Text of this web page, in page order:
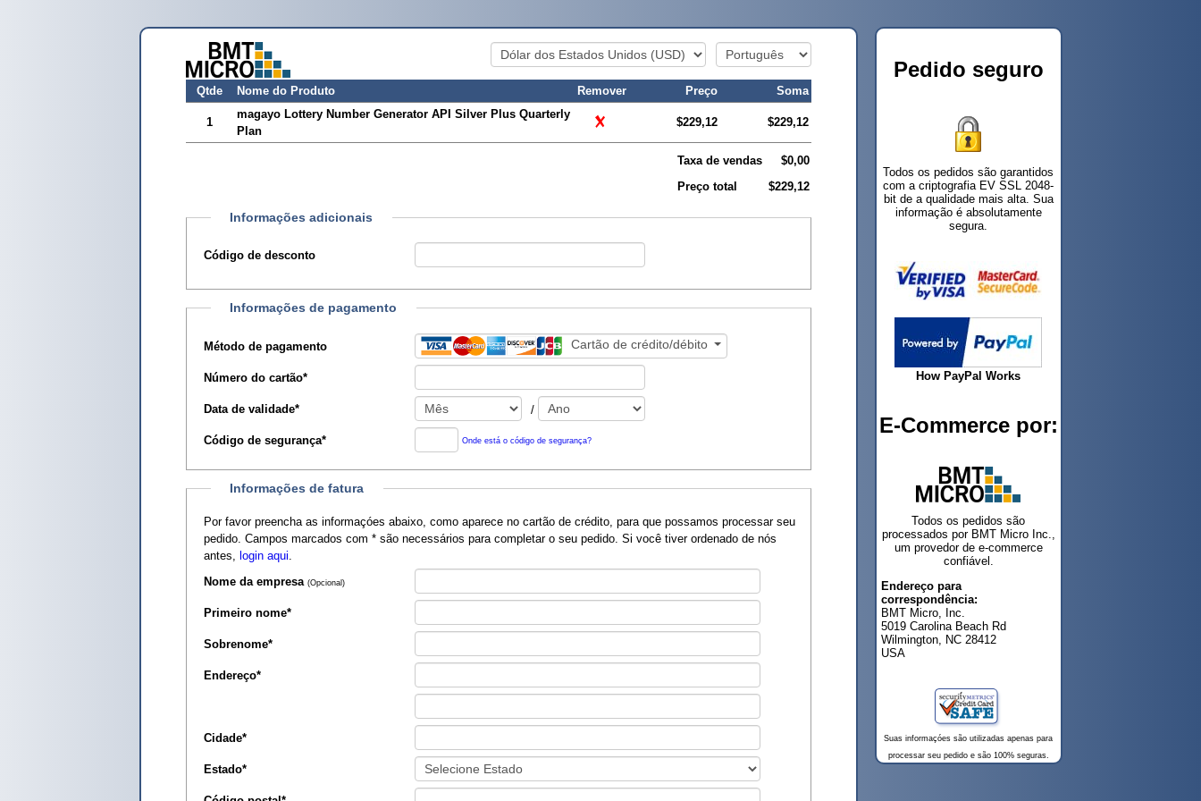
Qtde Nome do Produto Remover Preço Soma
1
magayo Lottery Number Generator API Silver Plus Quarterly
Plan
$229,12 $229,12
Taxa de vendas
$0,00
Preço total
$229,12
Informações adicionais
Código de desconto
Informações de pagamento
Método de pagamento Cartão de crédito/débito
Número do cartão*
Data de validade* /
Código de segurança* Onde está o código de segurança?
Informações de fatura
Por favor preencha as informaçóes abaixo, como aparece no cartão de crédito, para que possamos processar seu
pedido. Campos marcados com *são necessários para completar o seu pedido. Si você tiver ordenado de nós
antes,
login aqui
Nome da empresa (Opcional)
Primeiro nome*
Sobrenome*
Endereço*
Cidade*
Estado*
Pedido seguro
Todos os pedidos são garantidos
com a criptografia EV SSL 2048-
bit de a qualidade mais alta. Sua
informação é absolutamente
segura.
How PayPal Works
E-Commerce por:
Todos os pedidos são
processados por BMT Micro Inc.,
um provedor de e-commerce
confiável.
Endereço para
correspondência:
BMT Micro, Inc.
5019 Carolina Beach Rd
Wilmington, NC 28412
USA
Suas informaçóes são utilizadas apenas para
processar seu pedido e são 100% seguras.